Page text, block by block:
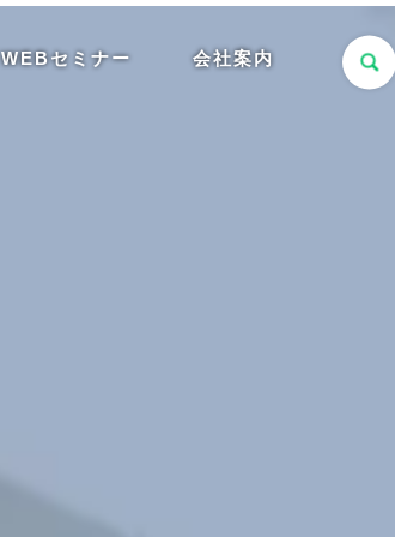
WEBセミナー 会社案内